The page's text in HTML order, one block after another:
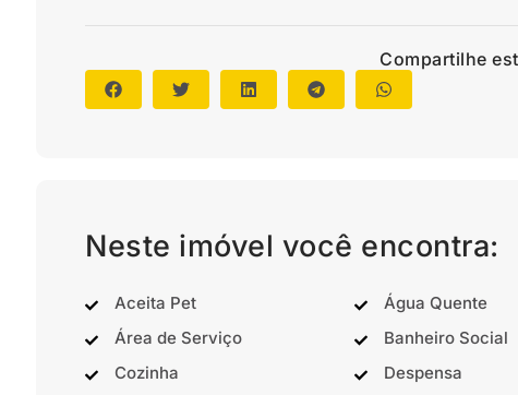
Compartilhe
Neste imóvel você encontra:
Aceita Pet Água Quente
Área de Serviço
Banheiro Social
Cozinha
Despensa